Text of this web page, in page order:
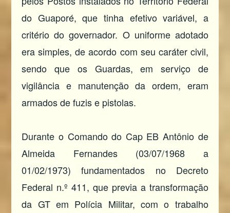
do Guaporé, que tinha efetivo variável, a
critério do governador. O uniforme adotado
era simples, de acordo com seu caráter civil,
sendo que os Guardas, em serviço de
vigilância e manutenção da ordem, eram
armados de fuzis e pistolas.
Durante o Comando do Cap EB Antônio de
Almeida Fernandes (03/07/1968 a
01/02/1973) fundamentados no Decreto
Federal n.º 411, que previa a transformação
da GT em Polícia Militar, com o trabalho